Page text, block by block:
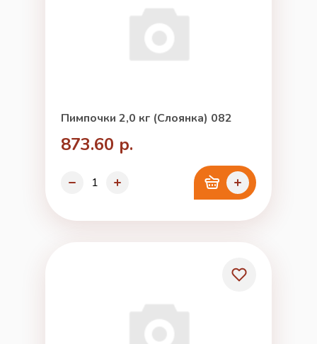
Пимпочки 2,0 кг (Слоянка) 082
873.60 р.